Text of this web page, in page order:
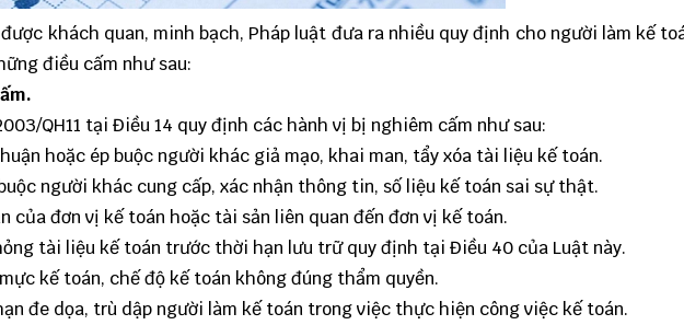
khách quan, minh bạch, Pháp luật đưa ra nhiều quy định cho người làm kế
điều cấm như sau:
QH11 tại Điều 14 quy định các hành vị bị nghiêm cấm như sau:
hoặc ép buộc người khác giả mạo, khai man, tẩy xóa tài liệu kế toán.
người khác cung cấp, xác nhận thông tin, số liệu kế toán sai sự thật.
của đơn vị kế toán hoặc tài sản liên quan đến đơn vị kế toán.
tài liệu kế toán trước thời hạn lưu trữ quy định tại Điều 40 của Luật này.
kế toán, chế độ kế toán không đúng thẩm quyền.
đe dọa, trù dập người làm kế toán trong việc thực hiện công việc kế toán.